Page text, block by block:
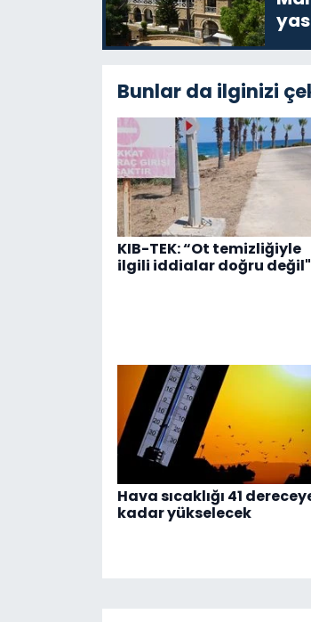
Bunlar da ilginizi
KIB-TEK: “Ot temizliğiyle
ilgili iddialar doğru değil"
Hava sıcaklığı 41
kadar yükselecek